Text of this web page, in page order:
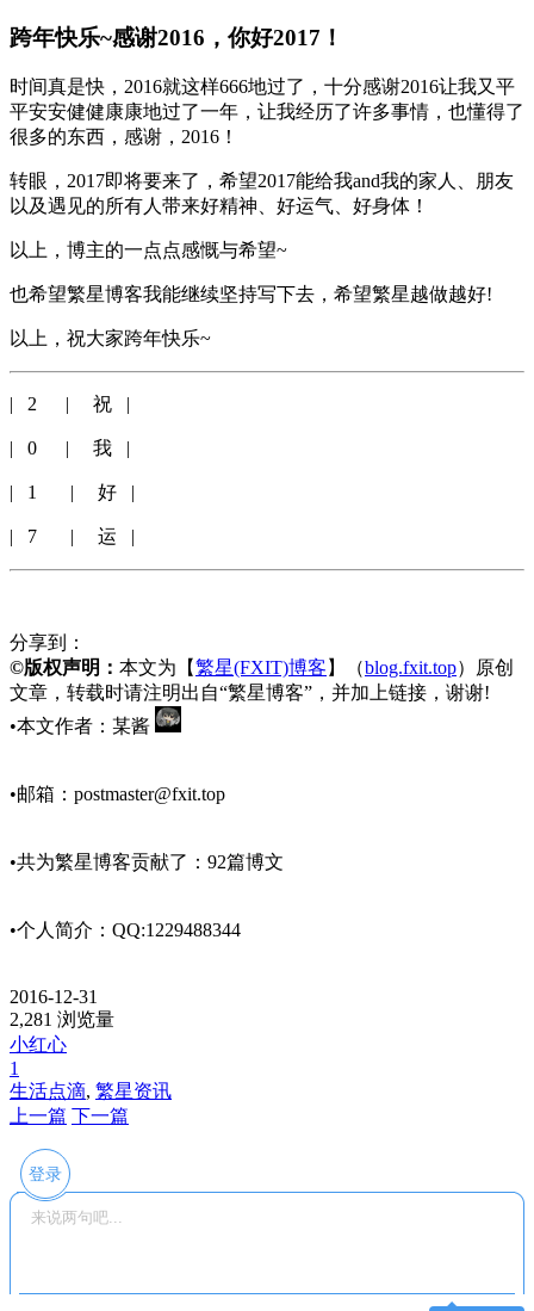
跨年快乐~感谢2016，你好2017！
时间真是快，2016就这样666地过了，十分感谢2016让我又平
平安安健健康康地过了一年，让我经历了许多事情，也懂得了
很多的东西，感谢，2016！
转眼，2017即将要来了，希望2017能给我and我的家人、朋友
以及遇见的所有人带来好精神、好运气、好身体！
以上，博主的一点点感慨与希望~
也希望繁星博客我能继续坚持写下去，希望繁星越做越好!
以上，祝大家跨年快乐~
| 2 | 祝 |
| 0 | 我 |
| 1 | 好 |
| 7 | 运 |
分享到：
©版权声明： 本文为【繁星(FXIT)博客 】（blog.fxit.top）原创
文章，转载时请注明出自“繁星博客”，并加上链接，谢谢!
•本文作者：某酱
•邮箱： postmaster@fxit.top
•共为繁星博客贡献了：92篇博文
•个人简介：QQ:1229488344
2016-12-31
2,281 浏览量
小红心
1
生活点滴, 繁星资讯
上一篇 下一篇
登录